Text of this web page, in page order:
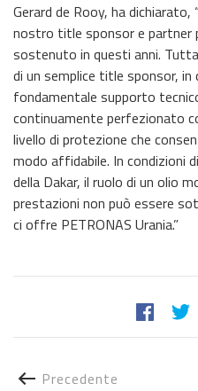
Gerard de Rooy, ha dichiarato,
nostro title sponsor e partner
sostenuto in questi anni.
di un semplice title sponsor,
fondamentale supporto
continuamente perfezionato
livello di protezione che
modo affidabile. In condizioni
della Dakar, il ruolo di un olio
prestazioni non può essere
ci offre PETRONAS Urania.”
Precedente